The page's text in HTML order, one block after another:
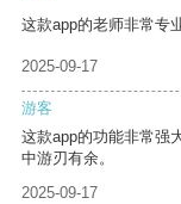
这款app的老师非常专
2025-09-17
游客
这款app的功能非常强
中游刃有余。
2025-09-17